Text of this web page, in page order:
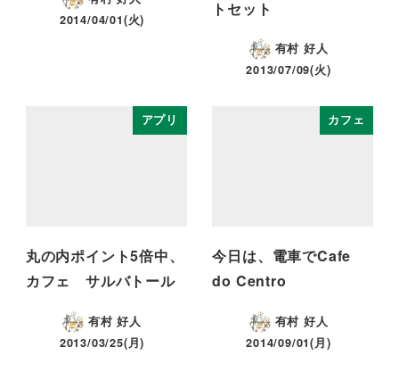
2014/04/01(火)
トセット
有村 好人
2013/07/09(火)
アプリ
丸の内ポイント5倍中、
カフェ サルバトール
有村 好人
2013/03/25(月)
カフェ
今日は、電車でCafe
do Centro
有村 好人
2014/09/01(月)